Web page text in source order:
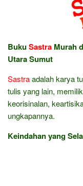
BukuSastra Murah
Utara Sumut
Sastraadalah karya
tulis yang lain,
keorisinalan,
ungkapannya.
Keindahan yang